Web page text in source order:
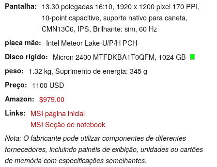
Pantalha
13.30 polegadas 16:10, 1920 x 1200 pixel 170 PPI,
10-point capacitive, suporte nativo para caneta,
CMN13C6, IPS, Brilhante: sim, 60 Hz
placa mãe Intel Meteor Lake-U/P/H PCH
Disco rígido Micron 2400 MTFDKBA1T0QFM, 1024 GB
peso 1.32 kg, Suprimento de energia: 345 g
Preço 1100 USD
Amazon $979.00
Links
MSI página inicial
MSI Seção de notebook
Nota: O fabricante pode utilizar componentes de diferentes
fornecedores, incluindo painéis de exibição, unidades ou cartões
de memória com especificações semelhantes.